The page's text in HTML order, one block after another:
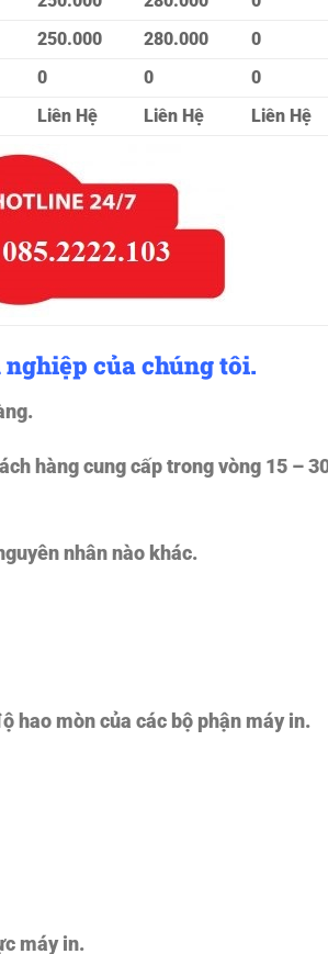
250.000 280.000
0
0 0
0
Liên Hệ Liên Hệ Liên Hệ
của chúng tôi.
hàng cung cấp trong vòng 15 –
nhân nào khác.
hao mòn của các bộ phận máy in.
máy in.